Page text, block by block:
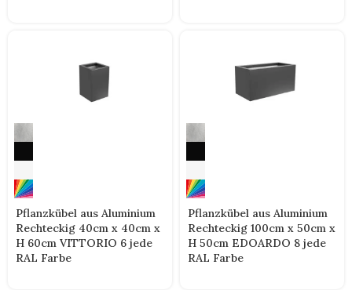
Pflanzkübel aus Aluminium
Rechteckig 40cm x 40cm x
H 60cm VITTORIO 6 jede
RAL Farbe
Pflanzkübel aus Aluminium
Rechteckig 100cm x 50cm x
H 50cm EDOARDO 8 jede
RAL Farbe